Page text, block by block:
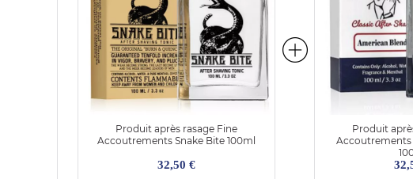
Produit après rasage Fine
Accoutrements Snake Bite 100ml
32,50 €
Produit
Accoutrements